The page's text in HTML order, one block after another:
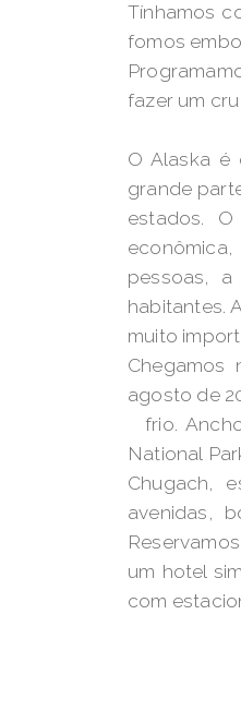
Tínhamos
fomos
fazer um
O Alaska é
grande
estados.
pessoas,
habitantes.
muito
Chegamos
agosto de
frio.
National
Chugach,
avenidas,
um hotel
com